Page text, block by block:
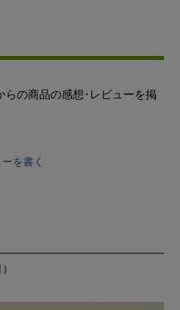
らの商品の感想･レビューを掲
を書く